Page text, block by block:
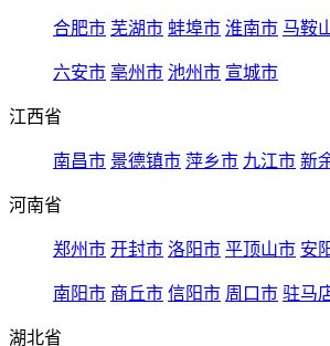
合肥市 芜湖市 蚌埠市 淮南市 马鞍
六安市 亳州市 池州市 宣城市
江西省
南昌市 景德镇市 萍乡市 九江市 新
河南省
郑州市 开封市 洛阳市 平顶山市 安
南阳市 商丘市 信阳市 周口市 驻马
湖北省